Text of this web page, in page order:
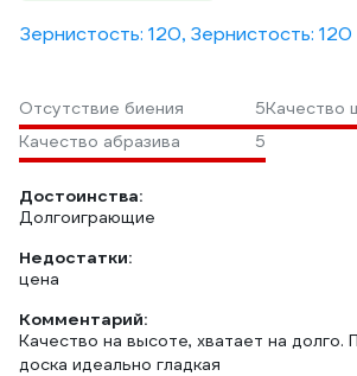
Зернистость: 120, Зернистость: 120
Отсутствие биения 5Качество
Качество абразива
5
Достоинства:
Долгоиграющие
Недостатки:
цена
Комментарий:
Качество на высоте, хватает на долго.
доска идеально гладкая